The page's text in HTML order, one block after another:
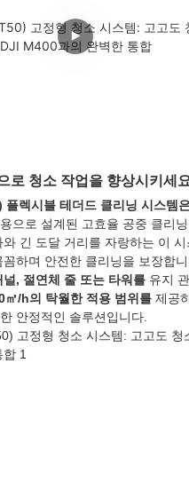
로 청소 작업을 향상시키세요
렉시블 테더드 클리닝 시스템
으로 설계된 고효율 공중 클리
긴 도달 거리를 자랑하는 이
하며 안전한 클리닝을 보장합
, 절연체 줄 또는 타워를 유지
㎡/h의 탁월한 적용 범위를 제공
안정적인 솔루션입니다.